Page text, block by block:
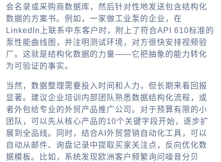
会名录或采购商数据库，然后针对性地发送包含结构化
数据的方案书。例如，一家做工业泵的企业，在
LinkedIn上联系中东客户时，附上了符合API 610标准的
泵性能曲线图，并注明测试环境，对方很快安排视频验
厂。这就是结构化数据的力量——它把抽象的能力转化
为可验证的事实。
当然，数据整理需要投入时间和人力，但长期来看回报
显著。建议企业培训内部团队熟悉数据结构化流程，或
者外包给专业的外贸产品推广公司。对于预算有限的小
团队，可以先从核心产品的10个关键字段开始，逐步扩
展到全品线。同时，结合AI外贸营销自动化工具，可以
自动从邮件、询盘记录中提取买家关注点，反向优化数
据模板。比如，系统发现欧洲客户频繁询问噪音分贝